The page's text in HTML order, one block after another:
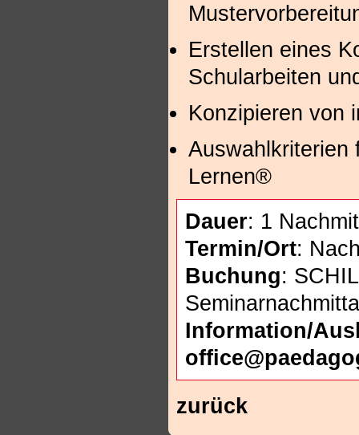
Erstellen eines
Schularbeiten
Konzipieren von
Auswahlkriterien
Lernen®
Dauer: 1
Termin/Ort:
Buchung:
Information/
zurück